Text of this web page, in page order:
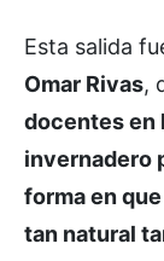
Esta salida
Omar Rivas,
docentes en
invernadero
forma en
tan natural